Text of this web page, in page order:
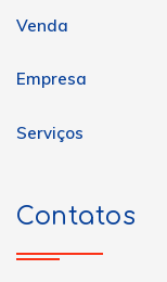
Venda
Empresa
Serviços
Contatos